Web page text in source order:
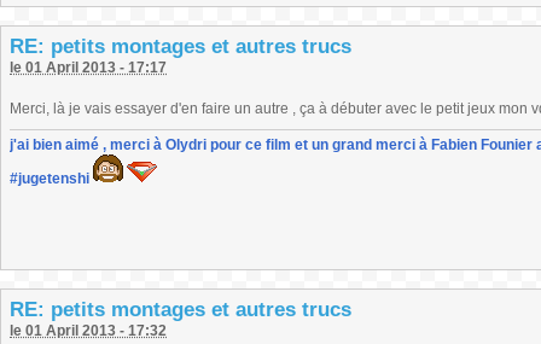
RE: petits montages et autres trucs
le 01 April 2013 - 17:17
Merci, là je vais essayer d'en faire un autre , ça à débuter avec le petit jeux mon
j'ai bien aimé , merci à Olydri pour ce film et un grand merci à Fabien
#jugetenshi
RE: petits montages et autres trucs
le 01 April 2013 - 17:32